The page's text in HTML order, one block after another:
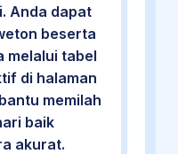
Anda dapat
beserta
melalui tabel
di halaman
memilah
baik
akurat.